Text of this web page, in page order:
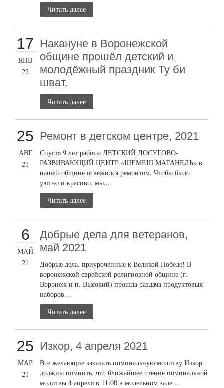
Читать далее
17
ЯНВ
22
Накануне в Воронежской
общине прошёл детский и
молодёжный праздник Ту би
шват.
Читать далее
25
АВГ
21
Ремонт в детском центре, 2021
Спустя 9 лет работы ДЕТСКИЙ ДОСУГОВО-
РАЗВИВАЮЩИЙ ЦЕНТР «ШЕМЕШ МАТАНЕЛЬ» в
нашей общине освежился ремонтом. Чтобы было
уютно и красиво, мы...
Читать далее
6
МАЙ
21
Добрые дела для ветеранов,
май 2021
Добрые дела, приуроченные к Великой Победе! В
воронежской еврейской религиозной общине (г.
Воронеж и п. Высокий) прошла раздача продуктовых
наборов...
Читать далее
25
МАР
21
Изкор, 4 апреля 2021
Все желающие заказать поминальную молитву Изкор
должны помнить, что ближайшее чтение поминальной
молитвы 4 апреля в 11:00 в молельном зале...